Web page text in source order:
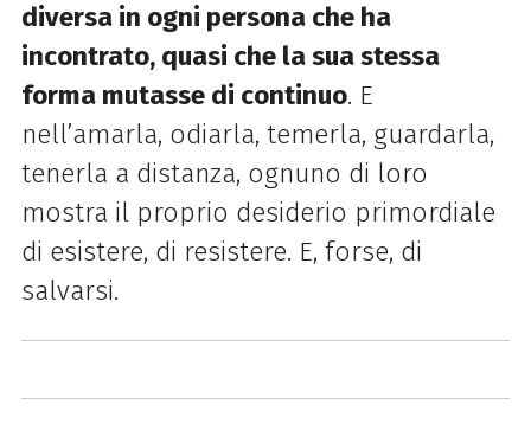
diversa in ogni persona che ha
incontrato, quasi che la sua stessa
forma mutasse di continuo. E
nell’amarla, odiarla, temerla, guardarla,
tenerla a distanza, ognuno di loro
mostra il proprio desiderio primordiale
di esistere, di resistere. E, forse, di
salvarsi.